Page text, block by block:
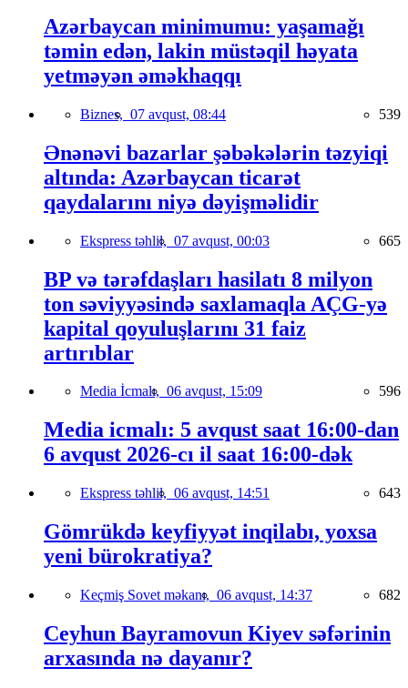
Azərbaycan minimumu: yaşamağı
təmin edən, lakin müstəqil həyata
yetməyən əməkhaqqı
Biznes, 07 avqust, 08:44 539
Ənənəvi bazarlar şəbəkələrin təzyiqi
altında: Azərbaycan ticarət
qaydalarını niyə dəyişməlidir
Ekspress təhlil, 07 avqust, 00:03 665
BP və tərəfdaşları hasilatı 8 milyon
ton səviyyəsində saxlamaqla AÇG-yə
kapital qoyuluşlarını 31 faiz
artırıblar
Media İcmalı, 06 avqust, 15:09 596
Media icmalı: 5 avqust saat 16:00-dan
6 avqust 2026-cı il saat 16:00-dək
Ekspress təhlil, 06 avqust, 14:51 643
Gömrükdə keyfiyyət inqilabı, yoxsa
yeni bürokratiya?
Keçmiş Sovet məkanı, 06 avqust, 14:37 682
Ceyhun Bayramovun Kiyev səfərinin
arxasında nə dayanır?